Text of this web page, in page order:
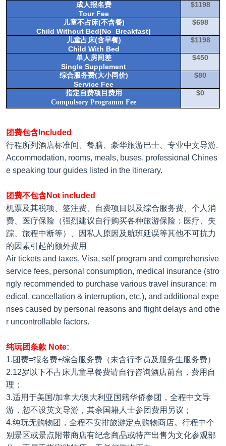
成人报名费
Tour Fee
$1198
儿童不占床(不含餐)
Child Without Bed(No Breakfast)
$698
儿童占床(含早餐)
Child With Bed
$1198
单人房间差
Single Supplement
$450
综合服务费(大小同价)
Service Fee
$80
指定自费项目费用
Compulsory Programm Fee
$0
团费包含Included
行程所列酒店标准间、餐膳、豪华旅游巴士、专业中文导游.
Accommodation, rooms, meals, buses, professional Chines
e speaking tour guides listed in the itinerary.
团费不包含Not included
机票及其税项、签注费、自费项目以及综合服务费、个人消
费、医疗保险（强烈建议自行购买各种旅游保险：医疗、失
踪、旅程中断等）、因私人原因及航班延误等其他不可抗力
的因素引起的额外费用
Air tickets and taxes, Visa, self program and comprehensive
service fees, personal consumption, medical insurance (stro
ngly recommended to purchase various travel insurance: m
edical, cancellation & interruption, etc.), and additional expe
nses caused by personal reasons and flight delays and othe
r uncontrollable factors.
纯玩团条款 Note:
1.团费=报名费+综合服务费（未含行李员及服务生服务费）
2.12岁以下不占床儿童早餐费请自行咨询酒店前台，费用自
理；
3.适用于美国/加拿大/澳大利亚国籍华侨参团，全程中文导
游，恕不设英文导游，其余国籍人士参团费用另议；
4.纯玩无购物团，全程不安排旅游定点购物商店。行程中个
别景区或景点附带商店有纪念商品或特产出售为文化参观部